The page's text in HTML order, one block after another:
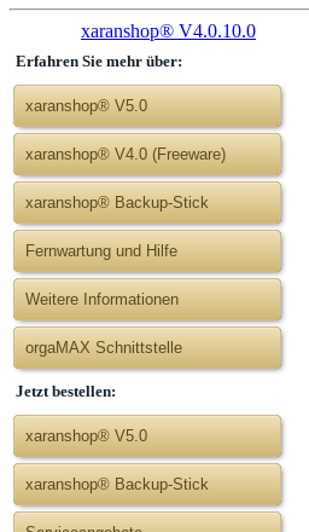
xaranshop® V4.0.10.0
Erfahren Sie mehr über:
xaranshop® V5.0
xaranshop® V4.0 (Freeware)
xaranshop® Backup-Stick
Fernwartung und Hilfe
Weitere Informationen
orgaMAX Schnittstelle
Jetzt bestellen:
xaranshop® V5.0
xaranshop® Backup-Stick